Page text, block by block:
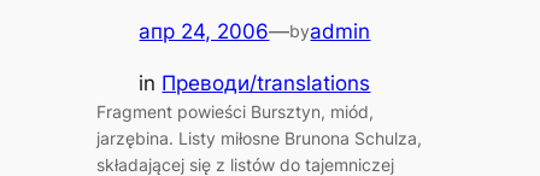
апр 24, 2006—byadmin
in Преводи/translations
Fragment powieści Bursztyn, miód,
jarzębina. Listy miłosne Brunona Schulza,
składającej się z listów do tajemniczej